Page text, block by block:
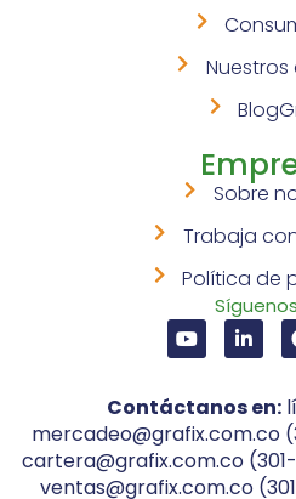
Nuestros
Sobre
Trabaja
Política de
Contáctanos en:
mercadeo@grafix.com.co
cartera@grafix.com.co
ventas@grafix.com.co